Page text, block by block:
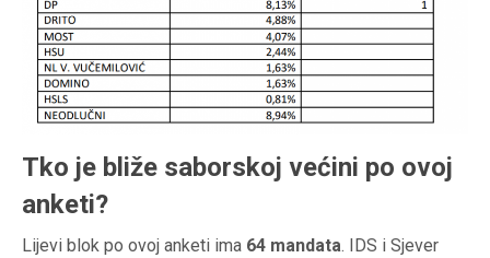
Tko je bliže saborskoj većini po ovoj
anketi?
Lijevi blok po ovoj anketi ima 64 mandata. IDS i Sjever